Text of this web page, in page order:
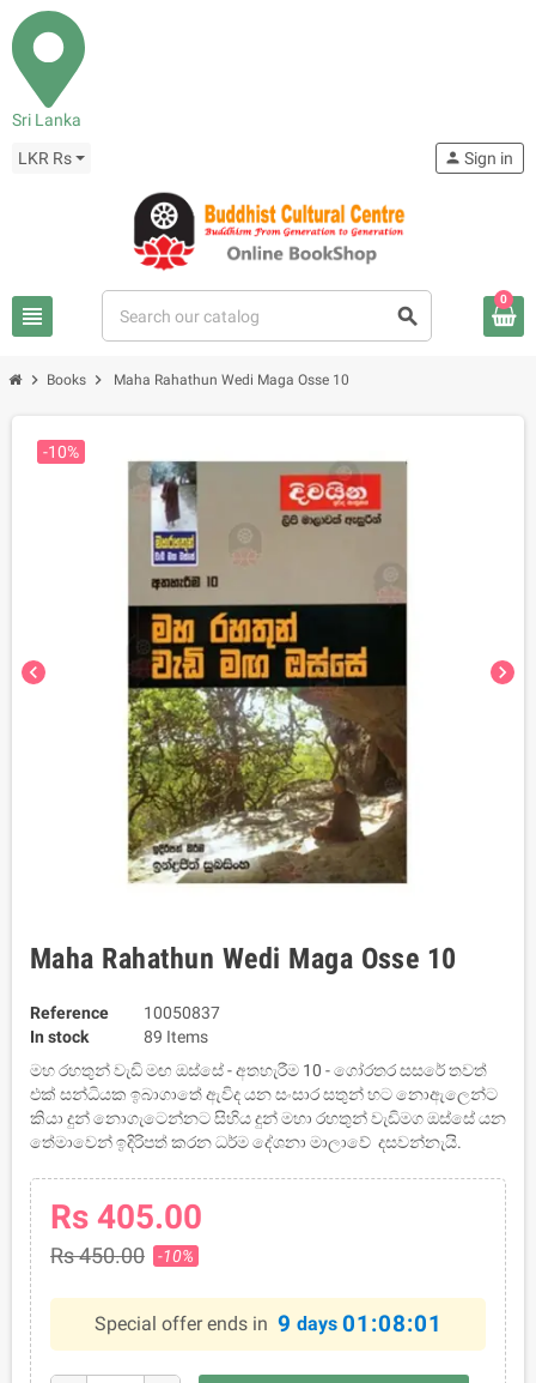
Sri Lanka
LKR Rs
view_headline search
person Sign in
0
chevron_right Books chevron_right Maha Rahathun Wedi Maga Osse 10
chevron_left chevron_right
-10%
Maha Rahathun Wedi Maga Osse 10
Reference
10050837
In stock
89 Items
මහ රහතුන් වැඩි මඟ ඔස්සේ - අතහැරීම 10 - ගෝරතර සසරේ තවත්
එක් සන්ධියක ඉබාගාතේ ඇවිද යන සංසාර සතුන් හට නොඇලෙන්ට
කියා දුන් නොගැටෙන්නට සිහිය දුන් මහා රහතුන් වැඩිමග ඔස්සේ යන
තේමාවෙන් ඉදිරිපත් කරන ධර්ම දේශනා මාලාවේ දසවන්නැයි.
Rs 405.00
Rs 450.00 -10%
Special offer ends in 9 days 01:08:01